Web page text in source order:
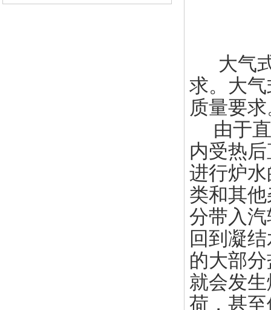
大气
求。大气
质量要
由于直
内受热
进行炉
类和其
分带入
回到凝
的大部
就会发
荷，甚